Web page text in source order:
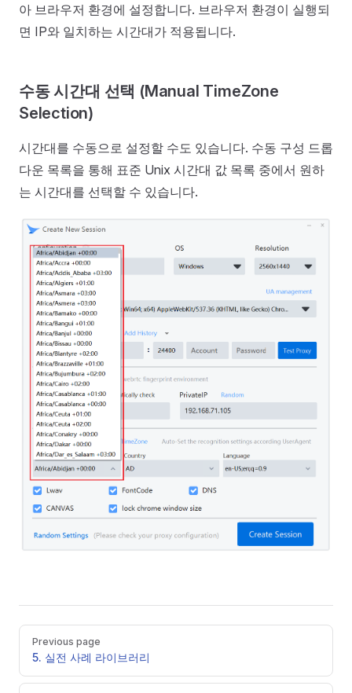
아 브라우저 환경에 설정합니다. 브라우저 환경이 실행되
면 IP와 일치하는 시간대가 적용됩니다.
수동 시간대 선택 (Manual TimeZone
Selection)
시간대를 수동으로 설정할 수도 있습니다. 수동 구성 드롭
다운 목록을 통해 표준 Unix 시간대 값 목록 중에서 원하
는 시간대를 선택할 수 있습니다.
Pager
Previous page
5. 실전 사례 라이브러리